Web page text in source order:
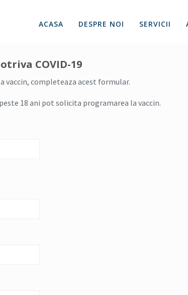
ACASA DESPRE NOI SERVICII
COVID-19
vaccin, completeaza acest formular.
18 ani pot solicita programarea la vaccin.